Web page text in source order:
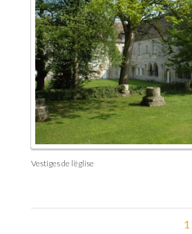
Vestiges de l’église
1